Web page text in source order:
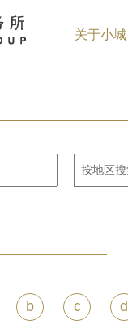
关于小城
b c d